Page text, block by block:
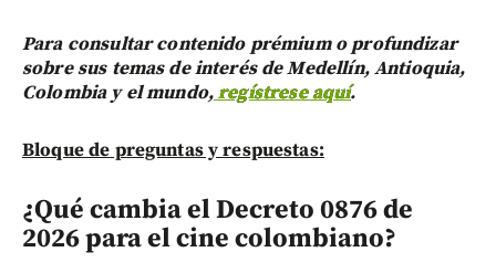
Para consultar contenido prémium o profundizar
sobre sus temas de interés de Medellín, Antioquia,
Colombia y el mundo,regístrese aquí.
Bloque de preguntas y respuestas:
¿Qué cambia el Decreto 0876 de
2026 para el cine colombiano?